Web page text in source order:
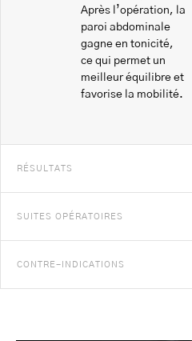
Après l’opération, la
paroi abdominale
gagne en tonicité,
ce qui permet un
meilleur équilibre et
favorise la mobilité.
RÉSULTATS
SUITES OPÉRATOIRES
CONTRE-INDICATIONS